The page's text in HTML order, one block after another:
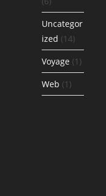
Uncategor
ized (14)
Voyage (1)
Web (1)